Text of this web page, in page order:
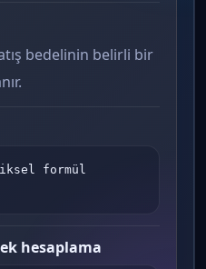
bedelinin belirli bir
formül
hesaplama